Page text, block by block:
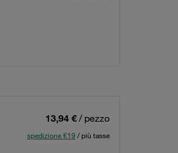
13,94 € / pezzo
spedizione €19 / più tasse